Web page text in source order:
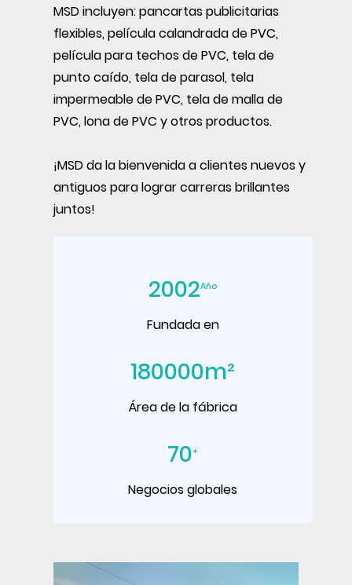
MSD incluyen: pancartas publicitarias
flexibles, película calandrada de PVC,
película para techos de PVC, tela de
punto caído, tela de parasol, tela
impermeable de PVC, tela de malla de
PVC, lona de PVC y otros productos.
¡MSD da la bienvenida a clientes nuevos y
antiguos para lograr carreras brillantes
juntos!
2002Año
Fundada en
180000m²
Área de la fábrica
70+
Negocios globales